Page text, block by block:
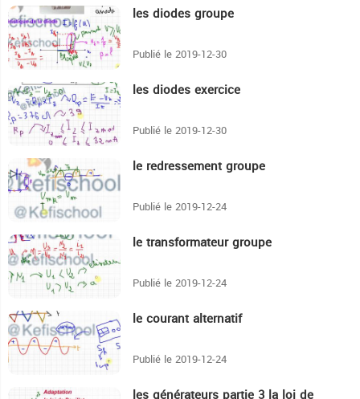
47:57 les diodes groupe
Publié le 2019-12-30
26:27 les diodes exercice
Publié le 2019-12-30
20:48 le redressement groupe
Publié le 2019-12-24
17:36 le transformateur groupe
Publié le 2019-12-24
25:52 le courant alternatif
Publié le 2019-12-24